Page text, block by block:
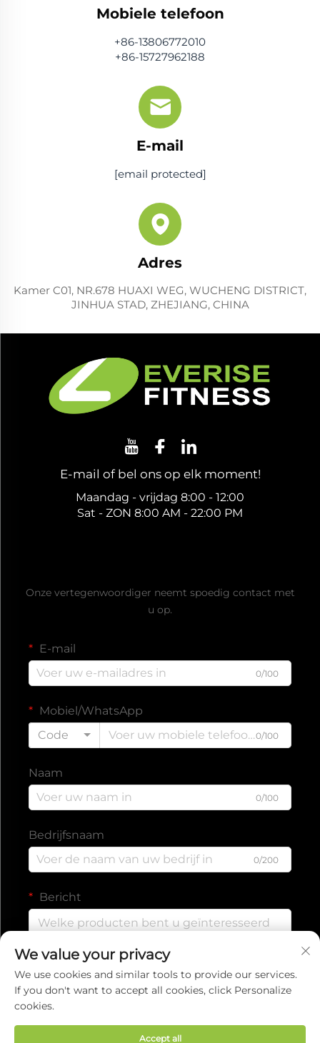
Mobiele telefoon
+86-13806772010
+86-15727962188
E-mail
[email protected]
Adres
Kamer C01, NR.678 HUAXI WEG, WUCHENG DISTRICT,
JINHUA STAD, ZHEJIANG, CHINA
E-mail of bel ons op elk moment!
Maandag - vrijdag 8:00 - 12:00
Sat - ZON 8:00 AM - 22:00 PM
Onze vertegenwoordiger neemt spoedig contact met
u op.
E-mail
0/100
Mobiel/WhatsApp
Code
0/100
Naam
0/100
Bedrijfsnaam
0/200
Bericht
We value your privacy
We use cookies and similar tools to provide our services.
If you don't want to accept all cookies, click Personalize
cookies.
Accept all